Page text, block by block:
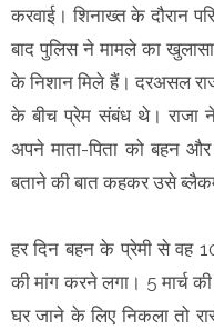
करवाई। शिनाख्त के दौरान
बाद पुलिस ने मामले का
के निशान मिले हैं। दरअसल
के बीच प्रेम संबंध थे। राजा
अपने माता-पिता को बहन
बताने की बात कहकर उसे
हर दिन बहन के प्रेमी से वह
की मांग करने लगा। 5 मार्च
घर जाने के लिए निकला तो